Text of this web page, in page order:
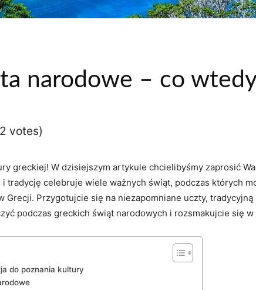
narodowe – co
votes)
⁤greckiej! W dzisiejszym artykule chcielibyśmy zaprosić
tradycję celebruje wiele‌ ważnych ⁣świąt, podczas których​
Grecji. Przygotujcie się na ​niezapomniane uczty,
‌podczas greckich​ świąt narodowych i rozsmakujcie się
do poznania kultury